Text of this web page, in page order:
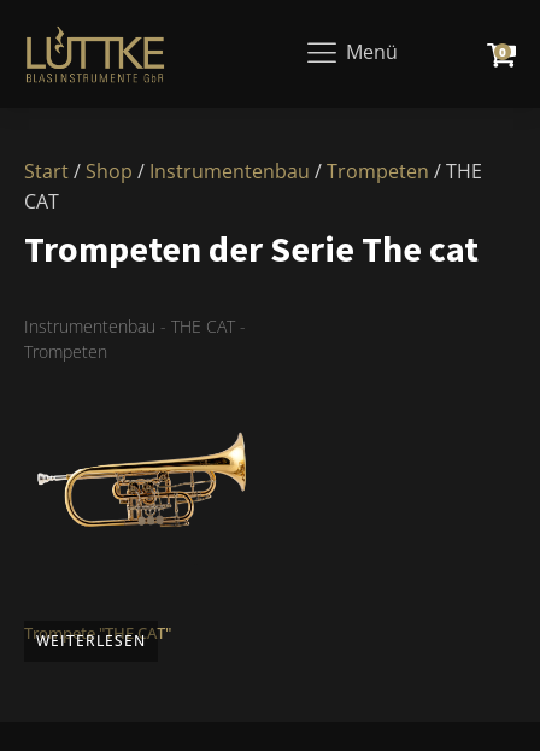
Menü 0
Start/ Shop / Instrumentenbau /Trompeten / THE
CAT
Trompeten der Serie The cat
Instrumentenbau - THE CAT -
Trompeten
WEITERLESEN
Trompete "THE CAT"